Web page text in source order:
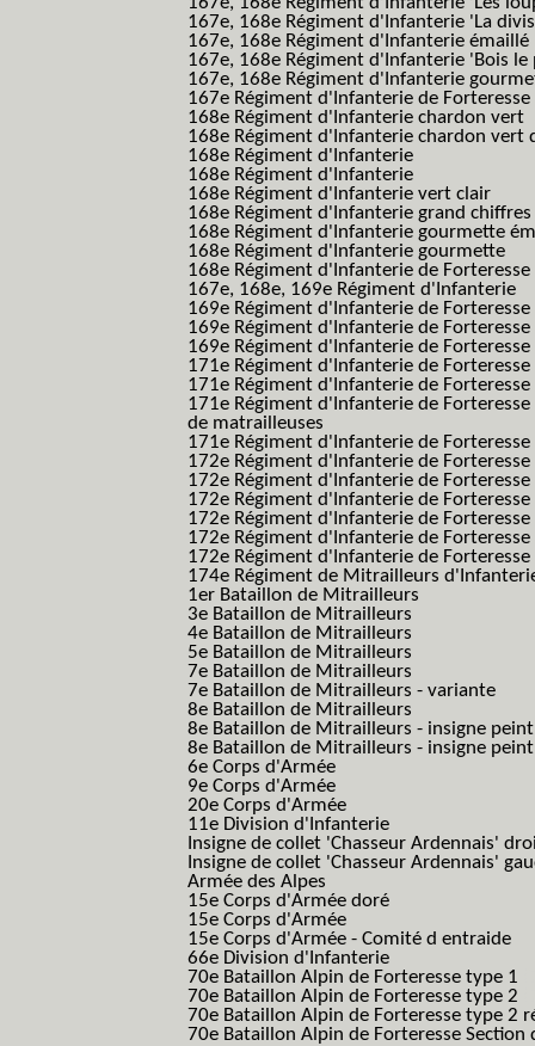
167e, 168e Régiment d'Infanterie 'La
167e, 168e Régiment d'Infanterie émaillé
167e, 168e Régiment d'Infanterie 'Bois
167e, 168e Régiment d'Infanterie
167e Régiment d'Infanterie de
168e Régiment d'Infanterie chardon vert
168e Régiment d'Infanterie chardon vert
168e Régiment d'Infanterie
168e Régiment d'Infanterie
168e Régiment d'Infanterie vert clair
168e Régiment d'Infanterie grand chiffres
168e Régiment d'Infanterie gourmette
168e Régiment d'Infanterie gourmette
168e Régiment d'Infanterie de Forteresse
167e, 168e, 169e Régiment d'Infanterie
169e Régiment d'Infanterie de Forteresse
169e Régiment d'Infanterie de
169e Régiment d'Infanterie de
171e Régiment d'Infanterie de Forteresse
171e Régiment d'Infanterie de
171e Régiment d'Infanterie de
de matrailleuses
171e Régiment d'Infanterie de
172e Régiment d'Infanterie de Forteresse
172e Régiment d'Infanterie de Forteresse
172e Régiment d'Infanterie de
172e Régiment d'Infanterie de
172e Régiment d'Infanterie de
172e Régiment d'Infanterie de
174e Régiment de Mitrailleurs
1er Bataillon de Mitrailleurs
3e Bataillon de Mitrailleurs
4e Bataillon de Mitrailleurs
5e Bataillon de Mitrailleurs
7e Bataillon de Mitrailleurs
7e Bataillon de Mitrailleurs - variante
8e Bataillon de Mitrailleurs
8e Bataillon de Mitrailleurs - insigne peint
8e Bataillon de Mitrailleurs - insigne
6e Corps d'Armée
9e Corps d'Armée
20e Corps d'Armée
11e Division d'Infanterie
Insigne de collet 'Chasseur Ardennais'
Insigne de collet 'Chasseur Ardennais'
Armée des Alpes
15e Corps d'Armée doré
15e Corps d'Armée
15e Corps d'Armée - Comité d entraide
66e Division d'Infanterie
70e Bataillon Alpin de Forteresse type 1
70e Bataillon Alpin de Forteresse type 2
70e Bataillon Alpin de Forteresse type 2
70e Bataillon Alpin de Forteresse